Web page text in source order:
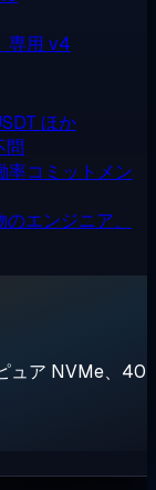
専用 v4
ほか
問
率コミットメン
のエンジニア、
ュア NVMe、40